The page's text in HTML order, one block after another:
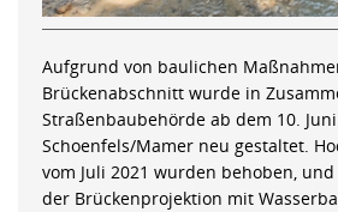
Aufgrund von baulichen
Brückenabschnitt wurde in
Straßenbaubehörde ab dem 10.
Schoenfels/Mamer neu gestaltet.
vom Juli 2021 wurden behoben,
der Brückenprojektion mit